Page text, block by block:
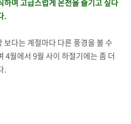
하며 고급스럽게 온천을 즐기고 싶다
.
다는 계절마다 다른 풍경을 볼 수
4월에서 9월 사이 하절기에는 좀 더
.